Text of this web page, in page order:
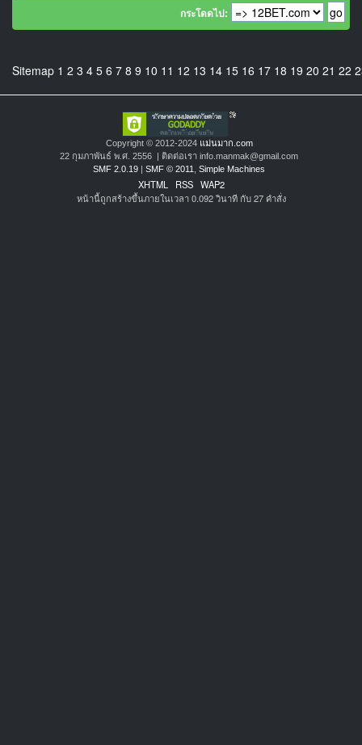
กระโดดไป:
Sitemap 1 2 3 4 5 6 7 8 9 10 11 12 13 14 15 16 17 18 19 20 21 22
Copyright © 2012-2024 แม่นมาก.com
22 กุมภาพันธ์ พ.ศ. 2556 | ติดต่อเรา info.manmak@gmail.com
SMF 2.0.19
SMF © 2011 Simple Machines
XHTML RSS WAP2
หน้านี้ถูกสร้างขึ้นภายในเวลา 0.092 วินาที กับ 27 คำสั่ง